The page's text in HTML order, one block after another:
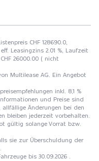
CHF 128690.0,
Leasingzins 2.01 %, Laufzeit
26000.00 ( nicht
Multilease AG. Ein Angebot
inkl. 8,1 %
und Preise sind
Änderungen bei den
bleiben jederzeit vorbehalten.
gültig solange Vorrat bzw.
sie zur Überschuldung der
bis 30.09.2026 .